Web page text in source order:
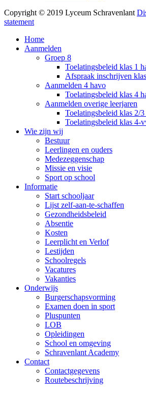
Copyright © 2019 Lyceum Schravenlant
statement
Home
Aanmelden
Groep 8
Toelatingsbeleid klas 1
Afspraak inschrijven
Aanmelden 4 havo
Toelatingsbeleid klas 4
Aanmelden overige leerjaren
Toelatingsbeleid klas 2/
Toelatingsbeleid klas 4-
Wie zijn wij
Bestuur
Leerlingen en ouders
Medezeggenschap
Missie en visie
Sport op school
Informatie
Start schooljaar
Lijst zelf-aan-te-schaffen
Gezondheidsbeleid
Absentie
Kosten
Leerplicht en Verlof
Lestijden
Schoolregels
Vacatures
Vakanties
Onderwijs
Burgerschapsvorming
Examen doen in sport
Pluspunten
LOB
Opleidingen
School en omgeving
Schravenlant Academy
Contact
Contactgegevens
Routebeschrijving